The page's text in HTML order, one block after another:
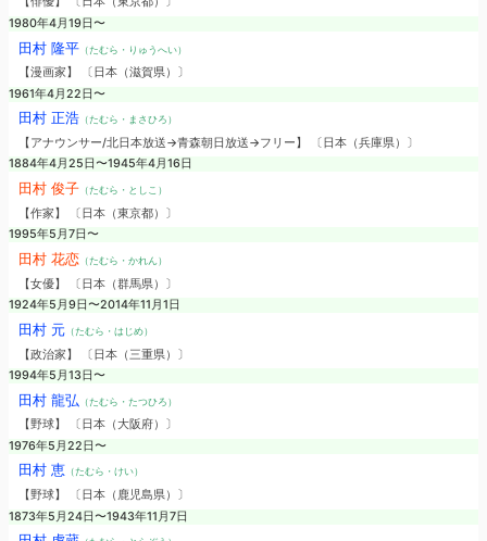
1980年4月19日〜
田村 隆平（たむら・りゅうへい）
【漫画家】 〔日本（滋賀県）〕
1961年4月22日〜
田村 正浩（たむら・まさひろ）
【アナウンサー/北日本放送→青森朝日放送→フリー】 〔日本（兵庫県）〕
1884年4月25日〜1945年4月16日
田村 俊子（たむら・としこ）
【作家】 〔日本（東京都）〕
1995年5月7日〜
田村 花恋 （たむら・かれん）
【女優】 〔日本（群馬県）〕
1924年5月9日〜2014年11月1日
田村 元（たむら・はじめ）
【政治家】 〔日本（三重県）〕
1994年5月13日〜
田村 龍弘 （たむら・たつひろ）
【野球】 〔日本（大阪府）〕
1976年5月22日〜
田村 恵 （たむら・けい）
【野球】 〔日本（鹿児島県）〕
1873年5月24日〜1943年11月7日